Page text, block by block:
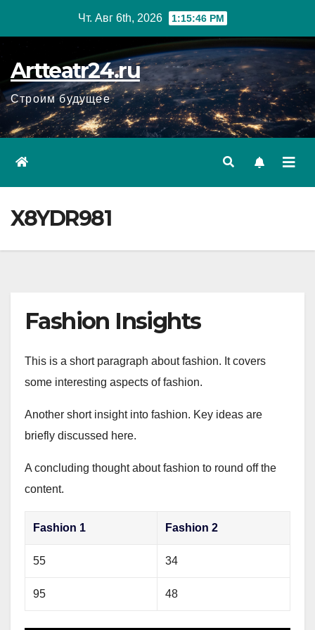
Чт. Авг 6th, 2026 1:15:47 PM
Artteatr24.ru
Строим будущее
X8YDR981
Fashion Insights
This is a short paragraph about fashion. It covers
some interesting aspects of fashion.
Another short insight into fashion. Key ideas are
briefly discussed here.
A concluding thought about fashion to round off the
content.
Fashion 1 Fashion 2
55 34
95 48